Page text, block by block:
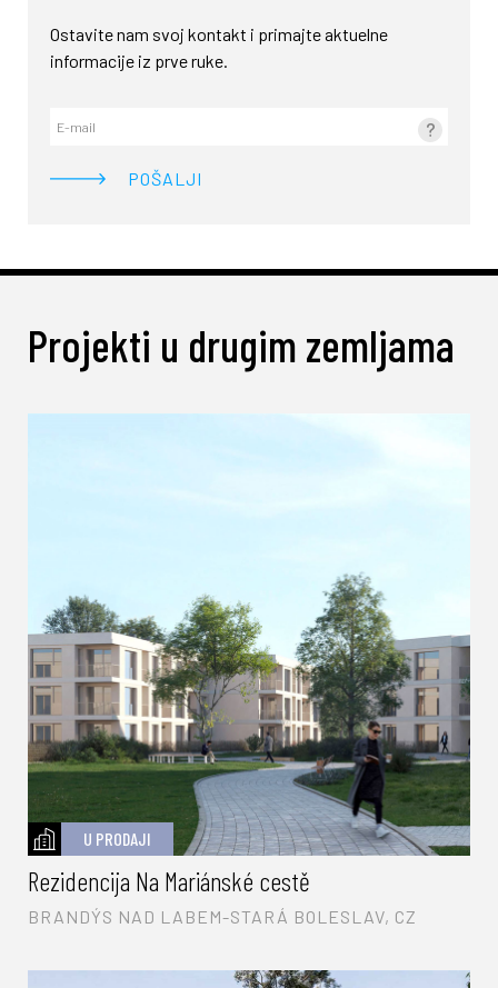
Ostavite nam svoj kontakt i primajte aktuelne
informacije iz prve ruke.
?
Projekti u drugim zemljama
U PRODAJI
Rezidencija Na Mariánské cestě
BRANDÝS NAD LABEM-STARÁ BOLESLAV, CZ